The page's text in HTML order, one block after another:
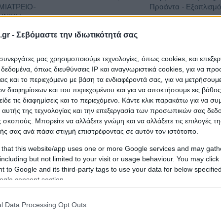
- Σεβόμαστε την ιδιωτικότητά σας
συνεργάτες μας χρησιμοποιούμε τεχνολογίες, όπως cookies, και
όπως διευθύνσεις IP και αναγνωριστικά cookies, για να
και το περιεχόμενο με βάση τα ενδιαφέροντά σας, για να
διαφημίσεων και του περιεχομένου και για να αποκτήσουμε εις
τις διαφημίσεις και το περιεχόμενο. Κάντε κλικ παρακάτω για να
της τεχνολογίας και την επεξεργασία των προσωπικών σας
Μπορείτε να αλλάξετε γνώμη και να αλλάξετε τις επιλογές
σας ανά πάσα στιγμή επιστρέφοντας σε αυτόν τον ιστότοπο.
that this website/app uses one or more Google services and may
but not limited to your visit or usage behaviour. You may
to Google and its third-party tags to use your data for below
consent section.
Data Processing Opt Outs
Προιόντα -
15/10/2026 323.615,63 €
Υγεία - Νοσηλευτικές
Φαρμακευτικές
Προιόντα - Εξοπλισμός
12/08/2026 598.920,00 €
Επιστημονικά
Εξοπλισμός,Υγεία -
Φαρμακευτικές
Προιόντα -
Αέρια
12/08/2026
Φαρμακευτικές